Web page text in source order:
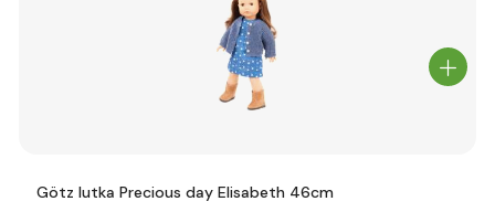
Götz lutka Precious day Elisabeth 46cm